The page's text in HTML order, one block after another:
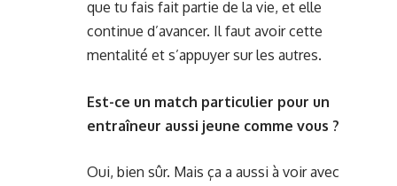
que tu fais fait partie de la vie, et elle
continue d’avancer. Il faut avoir cette
mentalité et s’appuyer sur les autres.
Est-ce un match particulier pour un
entraîneur aussi jeune comme vous ?
Oui, bien sûr. Mais ça a aussi à voir avec